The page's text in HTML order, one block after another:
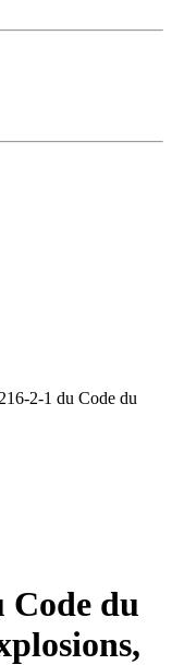
2-1 du Code du
Code du